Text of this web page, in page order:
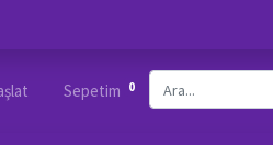
Sepetim 0